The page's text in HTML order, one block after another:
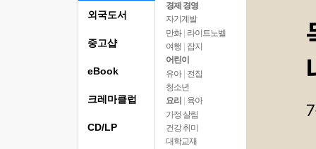
경제 경영
자기계발
만화 | 라이트노벨
여행
잡지
어린이
유아 | 전집
청소년
요리
육아
가정 살림
건강 취미
대학교재
외국도서
중고샵
eBook
크레마클럽
CD/LP